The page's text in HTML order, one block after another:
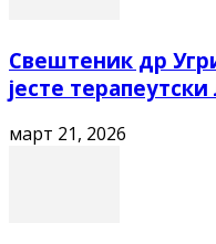
Свештеник др
јесте терапеутски
март 21, 2026